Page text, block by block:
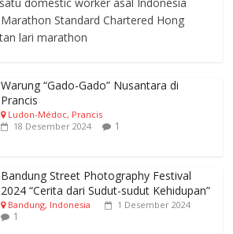
Standard Chartered Hong
lari marathon
Warung “Gado-Gado” Nusantara di
Prancis
Ludon-Médoc, Prancis
18 Desember 2024
1
Bandung Street Photography Festival
2024 “Cerita dari Sudut-sudut Kehidupan”
Bandung, Indonesia 1 Desember 2024
1